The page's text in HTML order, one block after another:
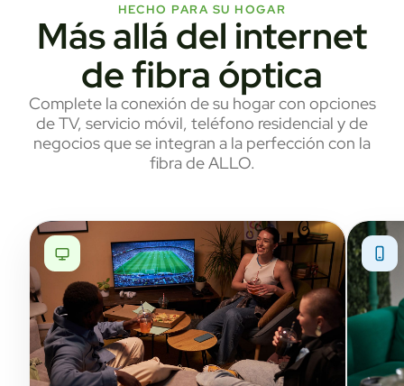
HECHO PARA SU HOGAR
Más allá del internet
de fibra óptica
Complete la conexión de su hogar con opciones
de TV, servicio móvil, teléfono residencial y de
negocios que se integran a la perfección con la
fibra de ALLO.